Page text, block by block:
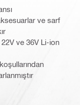
ve sarf
ve 36V Li-ion